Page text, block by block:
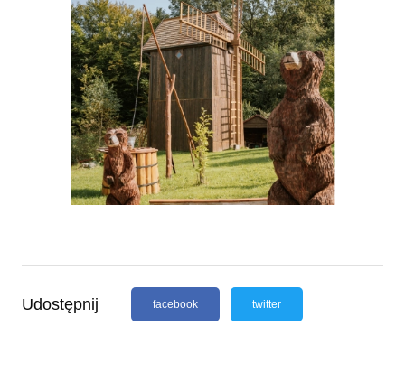
Udostępnij facebook twitter